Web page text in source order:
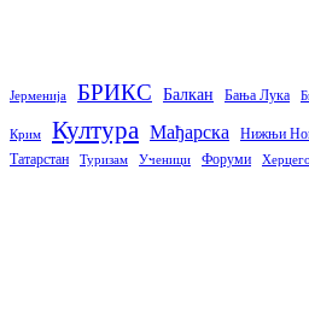
Јерменија БРИКС Балкан Бања Лука
Крим Култура Мађарска Нижњи
Татарстан Туризам Ученици Форуми